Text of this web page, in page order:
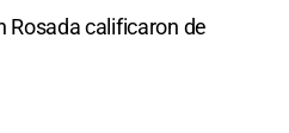
Rosada calificaron de